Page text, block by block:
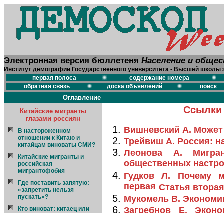
Электронная версия бюллетеня Население и
Институт демографии Государственного университета - Высшей школы
первая полоса
содержание номера
обратная связь
доска объявлений поиск
Оглавление
Китайские мигранты
глазами россиян
В настороженном
отношении к Китаю и
китайцам виноваты СМИ?
Китайские мигранты и
российская
мигрантофобия
Где поставить запятую:
«запретить нельзя
пускать»?
Кто виноват: китаец или
Ссылки
Вишневский А.
Трейвиш А. Россия:
Леонова А.
общественных
Гудков Л. Почему
первая Статья вторая
Мукомель В.
Загребнов Е.